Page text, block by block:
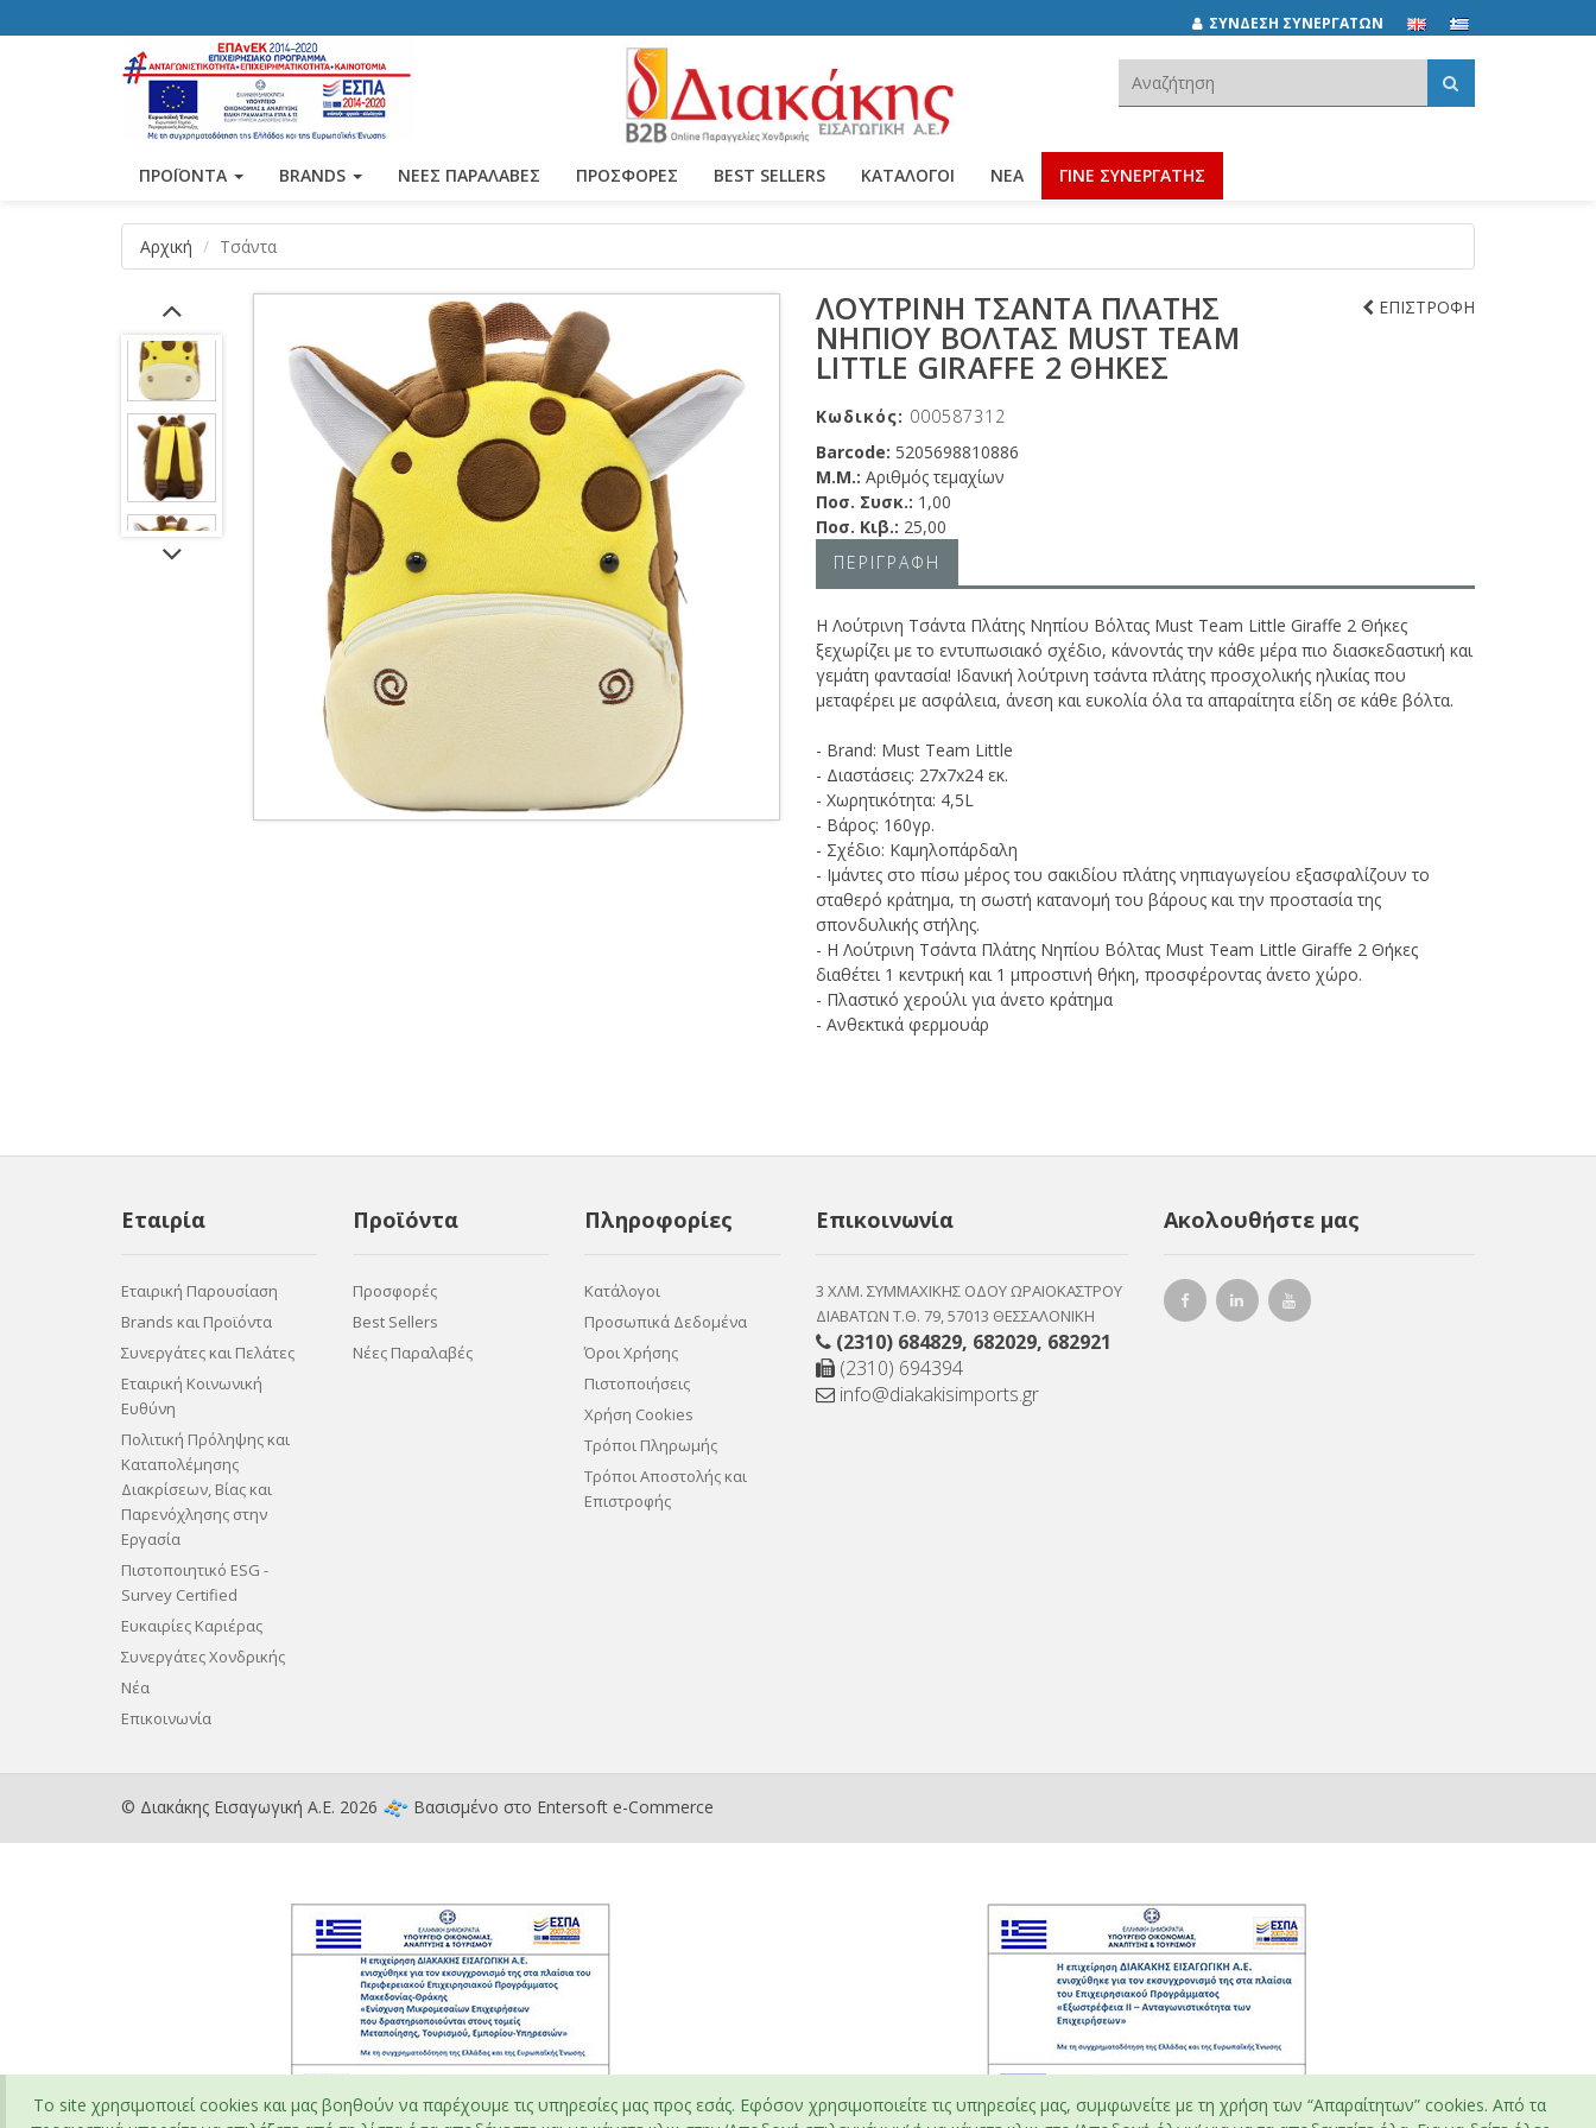
ΣΥΝΔΕΣΗ ΣΥΝΕΡΓΑΤΩΝ
ΠΡΟΪΟΝΤΑ BRANDS ΝΕΕΣ ΠΑΡΑΛΑΒΕΣ ΠΡΟΣΦΟΡΕΣ BEST SELLERS ΚΑΤΆΛΟΓΟΙ ΝΈΑ ΓΙΝΕ ΣΥΝΕΡΓΑΤΗΣ
Αναζήτηση:
Αρχική Τσάντα
ΛΟΎΤΡΙΝΗ ΤΣΆΝΤΑ ΠΛΆΤΗΣ
ΝΗΠΊΟΥ ΒΌΛΤΑΣ MUST TEAM
LITTLE GIRAFFE 2 ΘΉΚΕΣ
ΕΠΙΣΤΡΟΦΗ
Κωδικός: 000587312
Barcode: 5205698810886
Μ.Μ.: Αριθμός τεμαχίων
Ποσ. Συσκ.: 1,00
Ποσ. Κιβ.: 25,00
ΠΕΡΙΓΡΑΦΗ
Η Λούτρινη Τσάντα Πλάτης Νηπίου Βόλτας Must Team Little Giraffe 2 Θήκες
ξεχωρίζει με το εντυπωσιακό σχέδιο, κάνοντάς την κάθε μέρα πιο διασκεδαστική και
γεμάτη φαντασία! Ιδανική λούτρινη τσάντα πλάτης προσχολικής ηλικίας που
μεταφέρει με ασφάλεια, άνεση και ευκολία όλα τα απαραίτητα είδη σε κάθε βόλτα.
- Brand: Must Team Little
- Διαστάσεις: 27x7x24 εκ.
- Χωρητικότητα: 4,5L
- Βάρος: 160γρ.
- Σχέδιο: Καμηλοπάρδαλη
- Ιμάντες στο πίσω μέρος του σακιδίου πλάτης νηπιαγωγείου εξασφαλίζουν το
σταθερό κράτημα, τη σωστή κατανομή του βάρους και την προστασία της
σπονδυλικής στήλης.
- H Λούτρινη Τσάντα Πλάτης Νηπίου Βόλτας Must Team Little Giraffe 2 Θήκες
διαθέτει 1 κεντρική και 1 μπροστινή θήκη, προσφέροντας άνετο χώρο.
- Πλαστικό χερούλι για άνετο κράτημα
- Ανθεκτικά φερμουάρ
Εταιρία
Εταιρική Παρουσίαση
Brands και Προϊόντα
Συνεργάτες και Πελάτες
Εταιρική Κοινωνική
Ευθύνη
Πολιτική Πρόληψης και
Καταπολέμησης
Διακρίσεων, Βίας και
Παρενόχλησης στην
Εργασία
Πιστοποιητικό ESG -
Survey Certified
Ευκαιρίες Καριέρας
Συνεργάτες Χονδρικής
Νέα
Επικοινωνία
Προϊόντα
Προσφορές
Best Sellers
Νέες Παραλαβές
Πληροφορίες
Κατάλογοι
Προσωπικά Δεδομένα
Όροι Χρήσης
Πιστοποιήσεις
Χρήση Cookies
Τρόποι Πληρωμής
Τρόποι Αποστολής και
Επιστροφής
Επικοινωνία
3 ΧΛΜ. ΣΥΜΜΑΧΙΚΗΣ ΟΔΟΥ ΩΡΑΙΟΚΑΣΤΡΟΥ
ΔΙΑΒΑΤΩΝ Τ.Θ. 79, 57013 ΘΕΣΣΑΛΟΝΙΚΗ
(2310) 684829, 682029, 682921
(2310) 694394
info@diakakisimports.gr
Ακολουθήστε μας
© Διακάκης Εισαγωγική Α.Ε. 2026 Βασισμένο στο Entersoft e-Commerce
To site χρησιμοποιεί cookies και μας βοηθούν να παρέχουμε τις υπηρεσίες μας προς εσάς. Εφόσον χρησιμοποιείτε τις υπηρεσίες μας, συμφωνείτε με τη χρήση των “Απαραίτητων” cookies. Από τα